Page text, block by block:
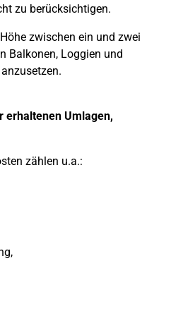
zu berücksichtigen.
zwischen ein und zwei
Balkonen, Loggien und
erhaltenen Umlagen,
zählen u.a.: